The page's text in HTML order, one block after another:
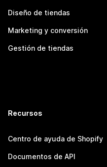
Diseño de tiendas
Marketing y conversión
Gestión de tiendas
Recursos
Centro de ayuda de Shopify
Documentos de API